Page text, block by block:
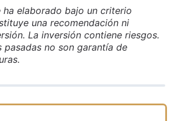
ha elaborado bajo un criterio
una recomendación ni
La inversión contiene riesgos.
pasadas no son garantía de